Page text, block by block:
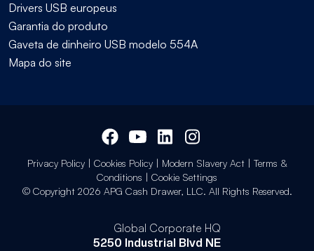
Drivers USB europeus
Garantia do produto
Gaveta de dinheiro USB modelo 554A
Mapa do site
Privacy Policy| Cookies Policy| Modern Slavery Act| Terms &
Conditions | Cookie Settings
© Copyright 2026 APG Cash Drawer, LLC. All Rights Reserved.
Global Corporate HQ
5250 Industrial Blvd NE